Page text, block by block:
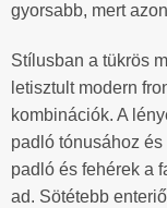
gyorsabb, mert
Stílusban a tükrös
letisztult modern
kombinációk. A
padló tónusához
padló és fehérek a
ad. Sötétebb